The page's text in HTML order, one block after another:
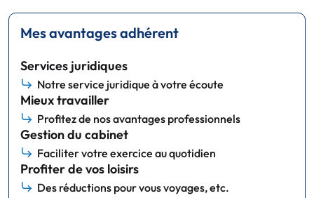
Mes avantages adhérent
Services juridiques
Notre service juridique à votre écoute
Mieux travailler
Profitez de nos avantages professionnels
Gestion du cabinet
Faciliter votre exercice au quotidien
Profiter de vos loisirs
Des réductions pour vous voyages, etc.